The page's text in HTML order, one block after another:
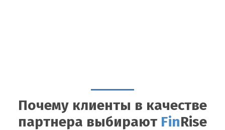
Почему клиенты в качестве
партнера выбирают Fin Rise